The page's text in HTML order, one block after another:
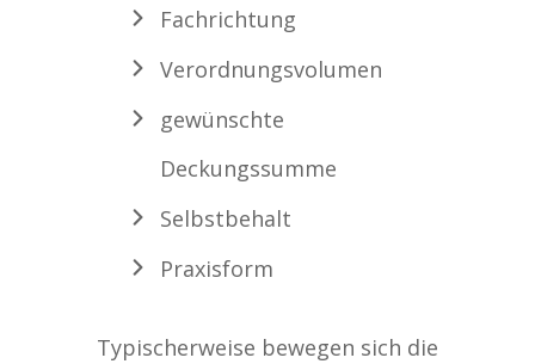
Fachrichtung
Verordnungsvolumen
gewünschte
Deckungssumme
Selbstbehalt
Praxisform
Typischerweise bewegen sich die